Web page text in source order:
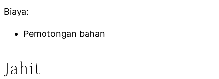
Biaya:
Pemotongan bahan
Jahit